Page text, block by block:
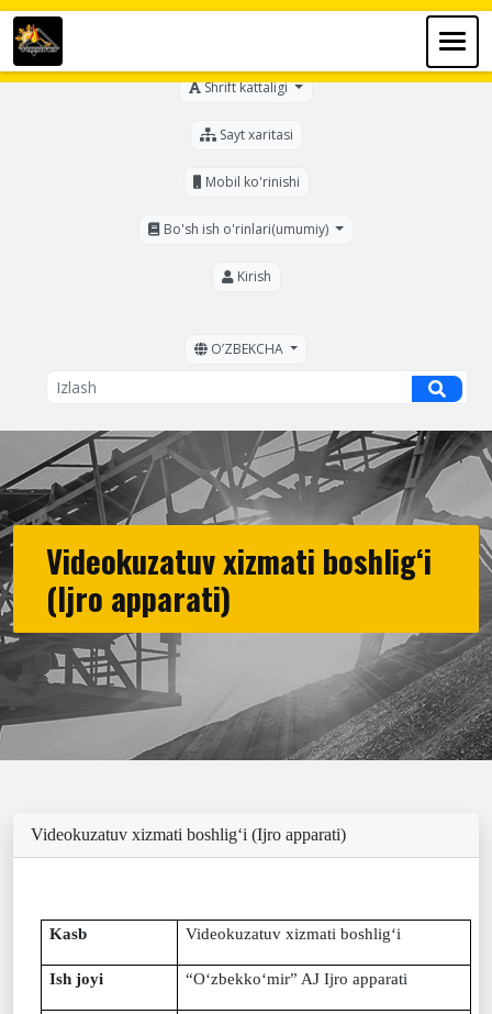
Shrift kattaligi
Sayt xaritasi
Mobil ko'rinishi
Bo'sh ish o'rinlari(umumiy)
Kirish
OʼZBEKCHA
Videokuzatuv xizmati boshlig‘i
(Ijro apparati)
Videokuzatuv xizmati boshlig‘i (Ijro apparati)
Kasb Videokuzatuv xizmati boshlig‘i
Ish joyi “O‘zbekko‘mir” AJ Ijro apparati